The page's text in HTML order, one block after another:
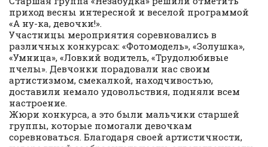
приход весны интересной и веселой программой
«А ну-ка, девочки!».
Участницы мероприятия соревновались в
различных конкурсах: «Фотомодель», «Золушка»,
«Умница», «Ловкий водитель, «Трудолюбивые
пчелы». Девчонки порадовали нас своим
артистизмом, смекалкой, находчивостью,
доставили немало удовольствия, подняли всем
настроение.
Жюри конкурса, а это были мальчики старшей
группы, которые помогали девочкам
соревноваться. Благодаря своей артистичности,